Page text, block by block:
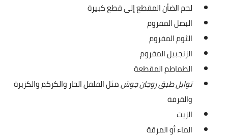
لحم الضأن المقطع إلى قطع كبيرة
البصل المفروم
الثوم المفروم
الزنجبيل المفروم
الطماطم المقطعة
توابل طبق روجان جوشمثل الفلفل الحار والكركم والكزبرة
والقرفة
الزيت
الماء أو المرقة